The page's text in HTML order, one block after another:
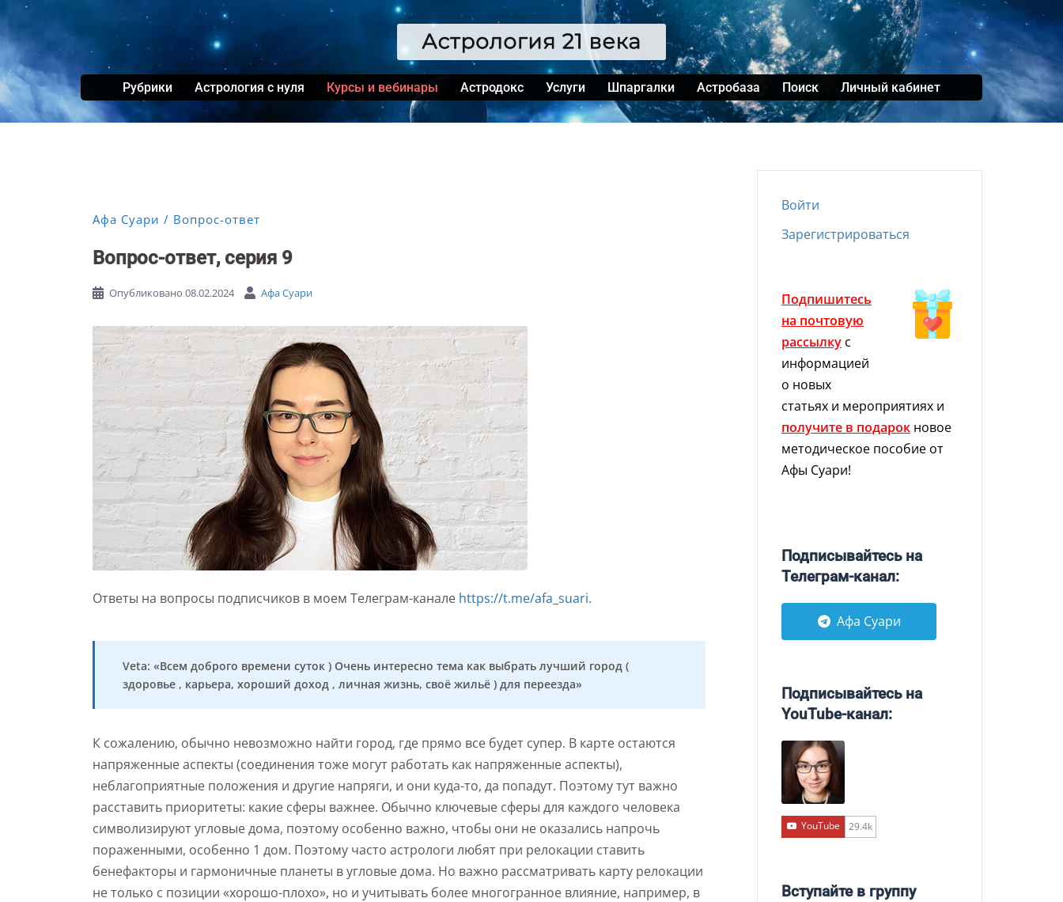
Перейти
содержимому
Рубрики Астрология с нуля Курсы и вебинары Астродокс Услуги Шпаргалки Астробаза Поиск Личный кабинет
Афа Суари Вопрос-ответ
Вопрос-ответ, серия 9
Опубликовано 08.02.2024 Афа Суари
Ответы на вопросы подписчиков в моем Телеграм-канале https://t.me/afa_suari.
Veta: «Всем доброго времени суток ) Очень интересно тема как выбрать лучший город (
здоровье , карьера, хороший доход , личная жизнь, своё жильё ) для переезда»
К сожалению, обычно невозможно найти город, где прямо все будет супер. В карте остаются
напряженные аспекты (соединения тоже могут работать как напряженные аспекты),
неблагоприятные положения и другие напряги, и они куда-то, да попадут. Поэтому тут важно
расставить приоритеты: какие сферы важнее. Обычно ключевые сферы для каждого человека
символизируют угловые дома, поэтому особенно важно, чтобы они не оказались напрочь
пораженными, особенно 1 дом. Поэтому часто астрологи любят при релокации ставить
бенефакторы и гармоничные планеты в угловые дома. Но важно рассматривать карту релокации
не только с позиции «хорошо-плохо», но и учитывать более многогранное влияние, например, в
Войти
Зарегистрироваться
Подпишитесь
на почтовую
рассылку с
информацией
о новых
статьях и мероприятиях и
получите в подарок новое
методическое пособие от
Афы Суари!
Подписывайтесь на
Телеграм-канал:
Афа Суари
Подписывайтесь на
YouTube-канал:
YouTube 29.4k
Вступайте в группу